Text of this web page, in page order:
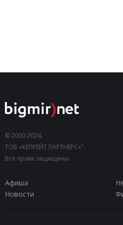
© 2000-2024,
ТОВ «КЕПРЕЙТ ПАРТНЕРС»".
Все права защищены.
Афиша
Новости